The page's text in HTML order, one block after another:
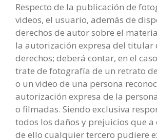
Respecto de la publicación de
videos, el usuario, además de
derechos de autor sobre el
la autorización expresa del titular
derechos; deberá contar, en el
trate de fotografía de un retrato
o un video de una persona
autorización expresa de la
o filmadas. Siendo exclusiva
todos los daños y prejuicios que a
de ello cualquier tercero pudiere